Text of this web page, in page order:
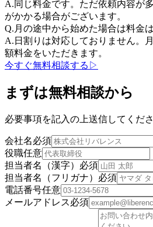
A.同じ料金です。ただ依頼内容が
がかかる場合がございます。
Q. 月の途中から始めた場合は料金
A. 日割りは対応しておりません。
額料金をいただきます。
今すぐ無料相談する ▷
まずは無料相談から
必要事項を記入の上送信してくださ
会社名必須
役職任意
担当者名（漢字） 必須
担当者名（フリガナ） 必須
電話番号任意
メールアドレス必須